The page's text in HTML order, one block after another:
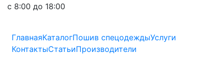
с 8:00 до 18:00
ГлавнаяКаталогПошив спецодеждыУслуги
КонтактыСтатьиПроизводители